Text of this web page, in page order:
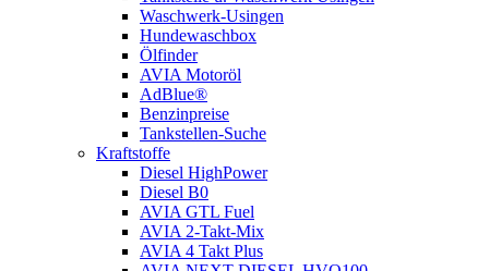
Waschwerk-Usingen
Hundewaschbox
Ölfinder
AVIA Motoröl
AdBlue®
Benzinpreise
Tankstellen-Suche
Kraftstoffe
Diesel HighPower
Diesel B0
AVIA GTL Fuel
AVIA 2-Takt-Mix
AVIA 4 Takt Plus